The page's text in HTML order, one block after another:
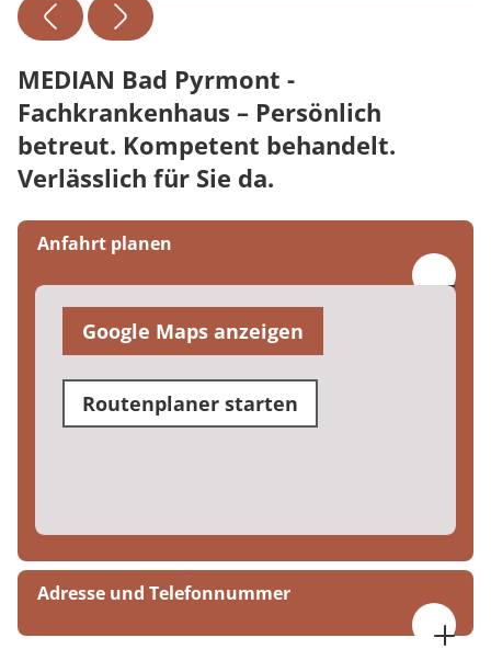
MEDIAN Bad Pyrmont -
Fachkrankenhaus – Persönlich
betreut. Kompetent behandelt.
Verlässlich für Sie da.
Anfahrt planen
Google Maps anzeigen
Routenplaner starten
Adresse und Telefonnummer